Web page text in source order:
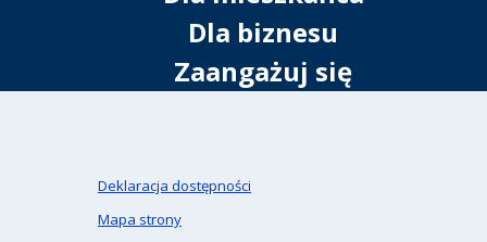
Dla biznesu
Zaangażuj się
Deklaracja dostępności
Mapa strony